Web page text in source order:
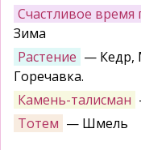
Счастливое время
Зима
Растение — Кедр,
Горечавка.
Камень-талисман
Тотем — Шмель